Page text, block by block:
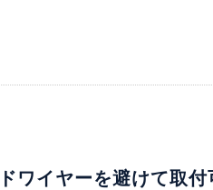
ワイヤーを避けて取付